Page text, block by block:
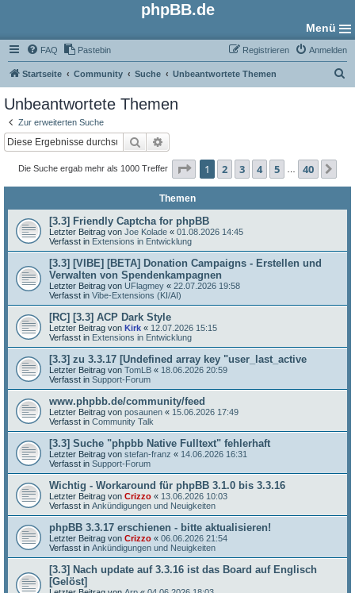
phpBB.de
Menü
FAQ Pastebin Anmelden
Registrieren
Startseite Community Suche Unbeantwortete Themen
Unbeantwortete Themen
Zur erweiterten Suche
Suche
Die Suche ergab mehr als 1000 Treffer Seite 1von 40
1 2 3 4 5 40
Themen
[3.3] Friendly Captcha for phpBB
Letzter Beitrag von Joe Kolade « 01.08.2026 14:45
Verfasst in Extensions in Entwicklung
[3.3] [VIBE] [BETA] Donation Campaigns - Erstellen und
Verwalten von Spendenkampagnen
Letzter Beitrag von UFlagmey « 22.07.2026 19:58
Verfasst in Vibe-Extensions (KI/AI)
[RC] [3.3] ACP Dark Style
Letzter Beitrag von Kirk « 12.07.2026 15:15
Verfasst in Extensions in Entwicklung
[3.3] zu 3.3.17 [Undefined array key "user_last_active
Letzter Beitrag von TomLB « 18.06.2026 20:59
Verfasst in Support-Forum
www.phpbb.de/community/feed
Letzter Beitrag von posaunen « 15.06.2026 17:49
Verfasst in Community Talk
[3.3] Suche "phpbb Native Fulltext" fehlerhaft
Letzter Beitrag von stefan-franz « 14.06.2026 16:31
Verfasst in Support-Forum
Wichtig - Workaround für phpBB 3.1.0 bis 3.3.16
Letzter Beitrag von Crizzo « 13.06.2026 10:03
Verfasst in Ankündigungen und Neuigkeiten
phpBB 3.3.17 erschienen - bitte aktualisieren!
Letzter Beitrag von Crizzo « 06.06.2026 21:54
Verfasst in Ankündigungen und Neuigkeiten
[3.3] Nach update auf 3.3.16 ist das Board auf Englisch
[Gelöst]